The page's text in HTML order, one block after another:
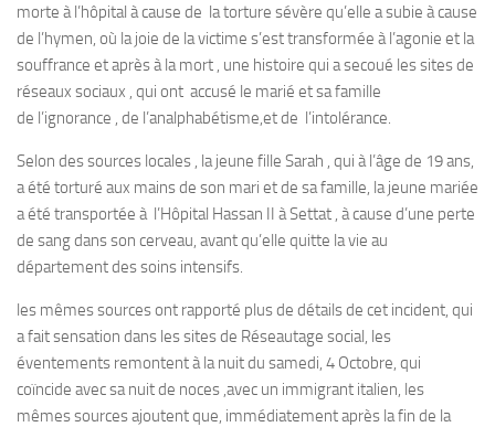
morte à l’hôpital à cause de la torture sévère qu’elle a subie à cause
de l’hymen, où la joie de la victime s’est transformée à l’agonie et la
souffrance et après à la mort , une histoire qui a secoué les sites de
réseaux sociaux , qui ont accusé le marié et sa famille
de l’ignorance , de l’analphabétisme,et de l’intolérance.
Selon des sources locales , la jeune fille Sarah , qui à l’âge de 19 ans,
a été torturé aux mains de son mari et de sa famille, la jeune mariée
a été transportée à l’Hôpital Hassan II à Settat , à cause d’une perte
de sang dans son cerveau, avant qu’elle quitte la vie au
département des soins intensifs.
les mêmes sources ont rapporté plus de détails de cet incident, qui
a fait sensation dans les sites de Réseautage social, les
éventements remontent à la nuit du samedi, 4 Octobre, qui
coïncide avec sa nuit de noces ,avec un immigrant italien, les
mêmes sources ajoutent que, immédiatement après la fin de la